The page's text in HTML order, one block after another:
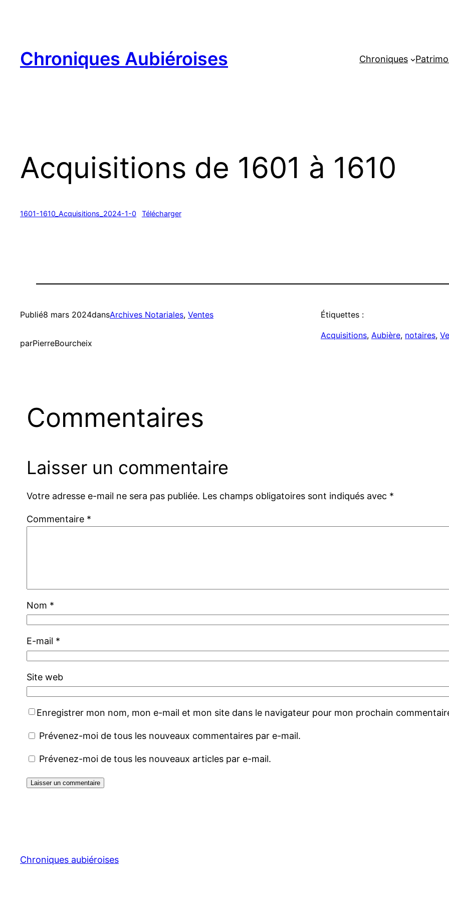
Chroniques Aubiéroises Chroniques
Acquisitions de 1601 à 1610
1601-1610_Acquisitions_2024-1-0 Télécharger
Publié8 mars 2024dansArchives Notariales, Ventes
parPierreBourcheix
Étiquettes :
Acquisitions, Aubière, notaires,
Commentaires
Laisser un commentaire
Votre adresse e-mail ne sera pas publiée. Les champs obligatoires sont indiqués avec *
Commentaire *
Nom *
E-mail *
Site web
Enregistrer mon nom, mon e-mail et mon site dans le navigateur pour mon prochain
Prévenez-moi de tous les nouveaux commentaires par e-mail.
Prévenez-moi de tous les nouveaux articles par e-mail.
Chroniques aubiéroises